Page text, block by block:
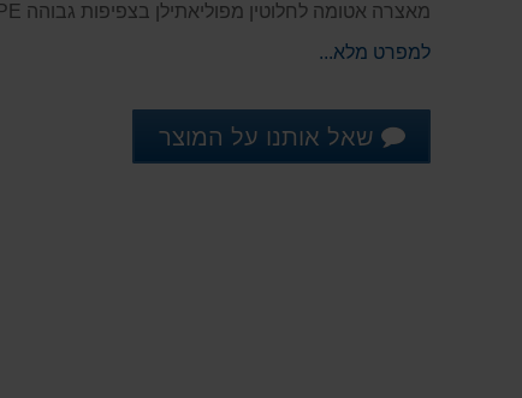
מאצרה אטומה לחלוטין מפוליאתילן בצפיפות גבוהה HDPE, לפי הנחיות המשרד להגנת הסביבה
למפרט מלא...
שאל אותנו על המוצר